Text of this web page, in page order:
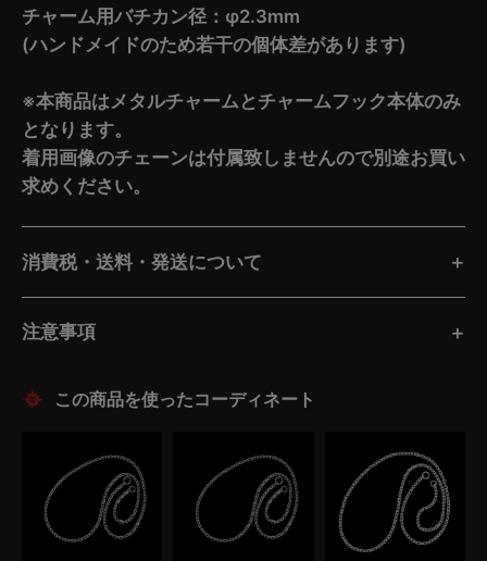
チャーム用バチカン径：φ2.3mm
(ハンドメイドのため若干の個体差があります)
※本商品はメタルチャームとチャームフック本体のみ
となります。
着用画像のチェーンは付属致しませんので別途お買い
求めください。
消費税・送料・発送について
注意事項
この商品を使ったコーディネート